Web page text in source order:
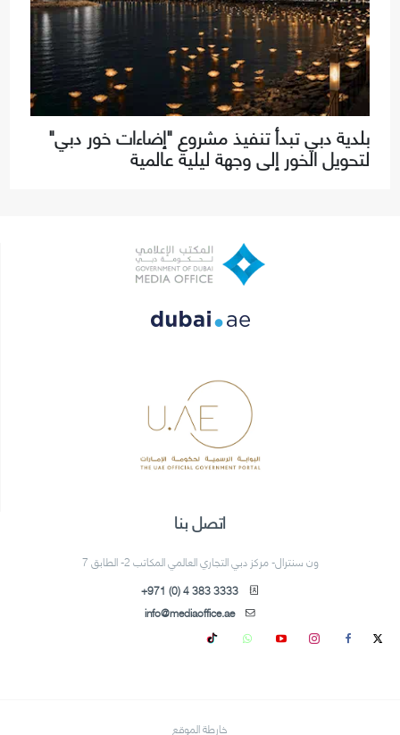
بلدية دبي تبدأ تنفيذ مشروع "إضاءات خور دبي"
لتحويل الخور إلى وجهة ليلية عالمية
اتصل بنا
ون سنترال- مركز دبي التجاري العالمي المكاتب 2- الطابق 7
+971 (0) 4 383 3333
info@mediaoffice.ae
خارطة الموقع